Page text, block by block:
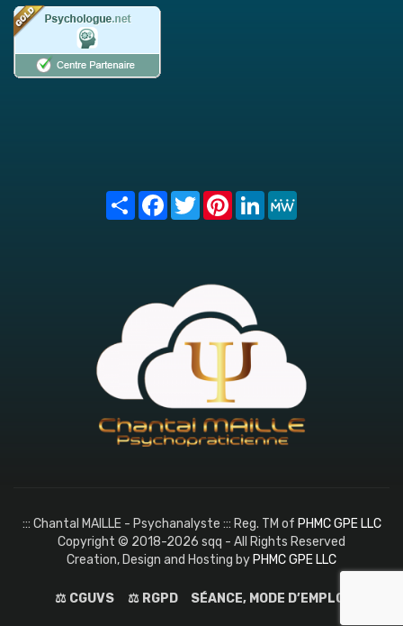
Share FacebookTwitterPinterest
LinkedIn
::: Chantal MAILLE - Psychanalyste ::: Reg. TM of PHMC GPE LLC
Copyright © 2018-2026 sqq - All Rights Reserved
Creation, Design and Hosting by PHMC GPE LLC
⚖️ CGUVS ⚖️ RGPD SÉANCE, MODE D’EMPLOI